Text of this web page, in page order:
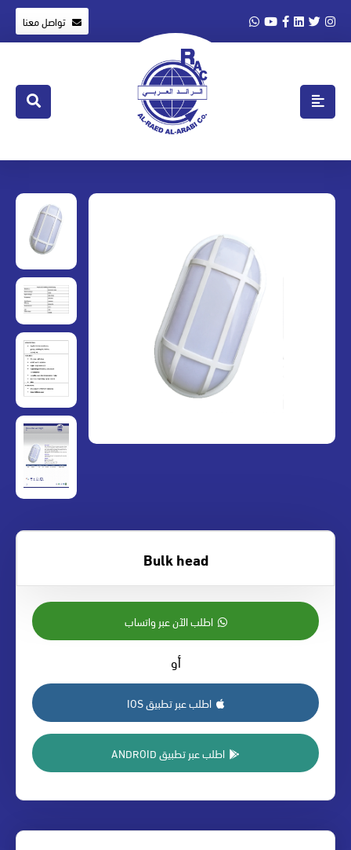
تواصل معنا
Bulk head
اطلب الآن عبر واتساب
أو
اطلب عبر تطبيق IOS
اطلب عبر تطبيق ANDROID